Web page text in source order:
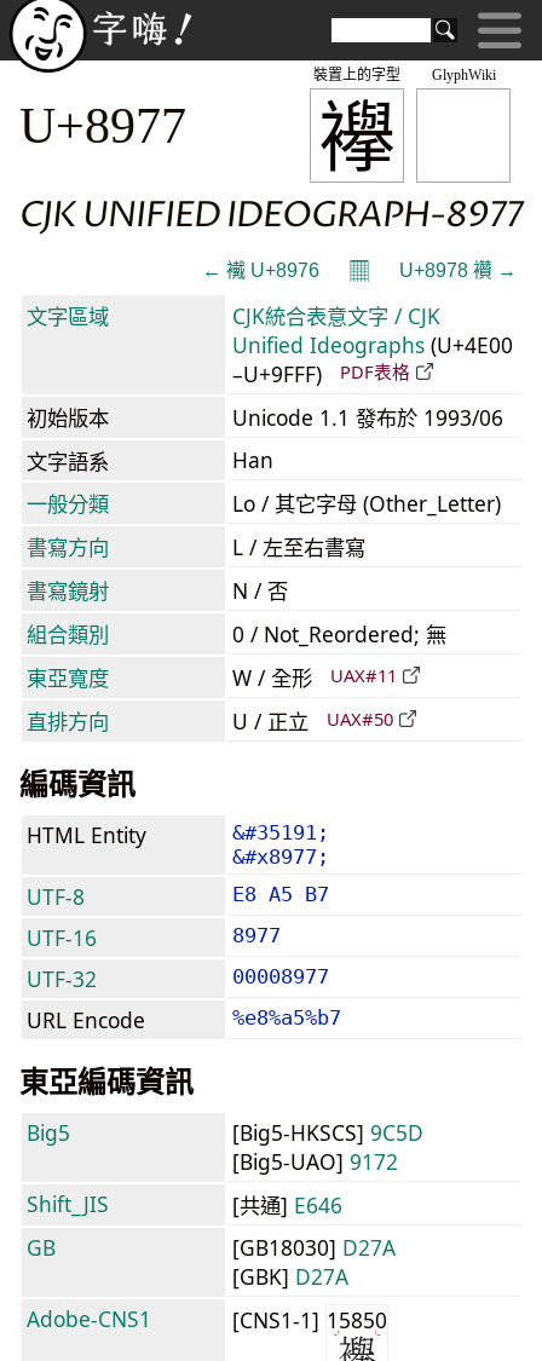
GlyphWiki
襷
裝置上的字型
U+8977
CJK UNIFIED IDEOGRAPH-8977
← 襶 U+8976 𝄜 U+8978 襸 →
文字區域
CJK統合表意文字 / CJK
Unified Ideographs (U+4E00
–U+9FFF)
PDF表格
初始版本
Unicode 1.1 發布於 1993/06
文字語系
Han
一般分類
Lo / 其它字母 (Other_Letter)
書寫方向
L / 左至右書寫
書寫鏡射
N / 否
組合類別
0 / Not_Reordered; 無
東亞寬度
W / 全形 UAX#11
直排方向 U / 正立 UAX#50
編碼資訊
HTML Entity
&#35191;
&#x8977;
UTF-8 E8 A5 B7
UTF-16 8977
UTF-32 00008977
URL Encode %e8%a5%b7
東亞編碼資訊
Big5 [Big5-HKSCS] 9C5D
[Big5-UAO] 9172
Shift_JIS
[共通] E646
GB
[GB18030] D27A
[GBK] D27A
Adobe-CNS1
[CNS1-1] 15850